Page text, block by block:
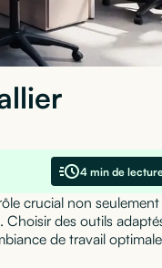
4 min de
crucial non seulement
Choisir des outils
de travail